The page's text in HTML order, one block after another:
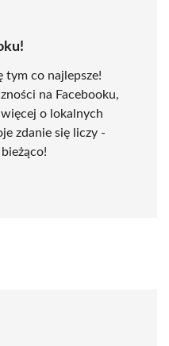
tym co najlepsze!
na Facebooku,
o lokalnych
zdanie się liczy -